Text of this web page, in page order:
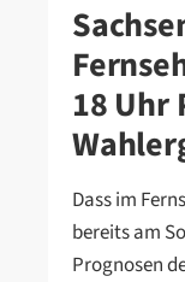
18 Uhr
Dass im
bereits am
Prognosen